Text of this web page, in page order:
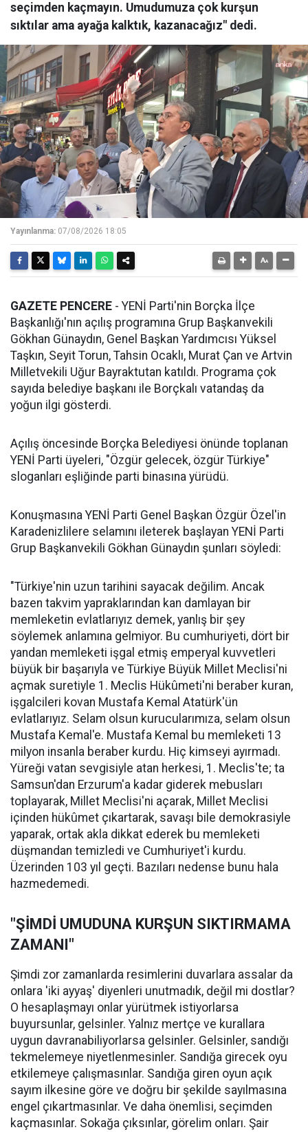
seçimden kaçmayın. Umudumuza çok kurşun
sıktılar ama ayağa kalktık, kazanacağız" dedi.
Yayınlanma: 07/08/2026 18:05
GAZETE PENCERE - YENİ Parti'nin Borçka İlçe
Başkanlığı'nın açılış programına Grup Başkanvekili
Gökhan Günaydın, Genel Başkan Yardımcısı Yüksel
Taşkın, Seyit Torun, Tahsin Ocaklı, Murat Çan ve Artvin
Milletvekili Uğur Bayraktutan katıldı. Programa çok
sayıda belediye başkanı ile Borçkalı vatandaş da
yoğun ilgi gösterdi.
Açılış öncesinde Borçka Belediyesi önünde toplanan
YENİ Parti üyeleri, "Özgür gelecek, özgür Türkiye"
sloganları eşliğinde parti binasına yürüdü.
Konuşmasına YENİ Parti Genel Başkan Özgür Özel'in
Karadenizlilere selamını ileterek başlayan YENİ Parti
Grup Başkanvekili Gökhan Günaydın şunları söyledi:
"Türkiye'nin uzun tarihini sayacak değilim. Ancak
bazen takvim yapraklarından kan damlayan bir
memleketin evlatlarıyız demek, yanlış bir şey
söylemek anlamına gelmiyor. Bu cumhuriyeti, dört bir
yandan memleketi işgal etmiş emperyal kuvvetleri
büyük bir başarıyla ve Türkiye Büyük Millet Meclisi'ni
açmak suretiyle 1. Meclis Hükûmeti'ni beraber kuran,
işgalcileri kovan Mustafa Kemal Atatürk'ün
evlatlarıyız. Selam olsun kurucularımıza, selam olsun
Mustafa Kemal'e. Mustafa Kemal bu memleketi 13
milyon insanla beraber kurdu. Hiç kimseyi ayırmadı.
Yüreği vatan sevgisiyle atan herkesi, 1. Meclis'te; ta
Samsun'dan Erzurum'a kadar giderek mebusları
toplayarak, Millet Meclisi'ni açarak, Millet Meclisi
içinden hükûmet çıkartarak, savaşı bile demokrasiyle
yaparak, ortak akla dikkat ederek bu memleketi
düşmandan temizledi ve Cumhuriyet'i kurdu.
Üzerinden 103 yıl geçti. Bazıları nedense bunu hala
hazmedemedi.
"ŞİMDİ UMUDUNA KURŞUN SIKTIRMAMA
ZAMANI"
Şimdi zor zamanlarda resimlerini duvarlara assalar da
onlara 'iki ayyaş' diyenleri unutmadık, değil mi dostlar?
O hesaplaşmayı onlar yürütmek istiyorlarsa
buyursunlar, gelsinler. Yalnız mertçe ve kurallara
uygun davranabiliyorlarsa gelsinler. Gelsinler, sandığı
tekmelemeye niyetlenmesinler. Sandığa girecek oyu
etkilemeye çalışmasınlar. Sandığa giren oyun açık
sayım ilkesine göre ve doğru bir şekilde sayılmasına
engel çıkartmasınlar. Ve daha önemlisi, seçimden
kaçmasınlar. Sokağa çıksınlar, görelim onları. Şair